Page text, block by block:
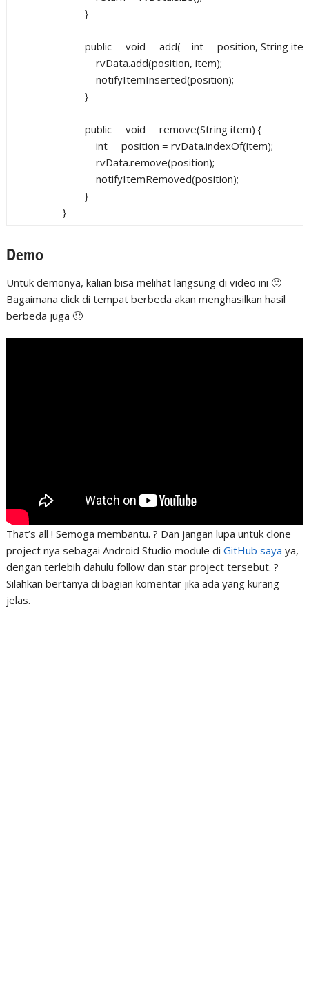
}
public void add( int
position, String
rvData.add(position, item);
notifyItemInserted(position);
}
public void
remove(String item) {
int
position = rvData.indexOf(item);
rvData.remove(position);
notifyItemRemoved(position);
}
}
Demo
Untuk demonya, kalian bisa melihat langsung di video ini 🙂
Bagaimana click di tempat berbeda akan menghasilkan hasil
berbeda juga 🙂
That’s all ! Semoga membantu. ? Dan jangan lupa untuk clone
project nya sebagai Android Studio module di GitHub saya ya,
dengan terlebih dahulu follow dan star project tersebut. ?
Silahkan bertanya di bagian komentar jika ada yang kurang
jelas.